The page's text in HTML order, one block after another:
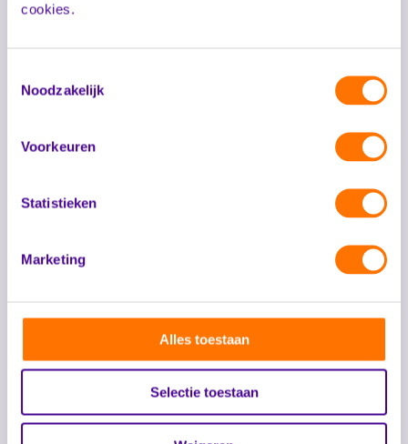
cookies.
Noodzakelijk
Voorkeuren
Statistieken
Marketing
Alles toestaan
Selectie toestaan